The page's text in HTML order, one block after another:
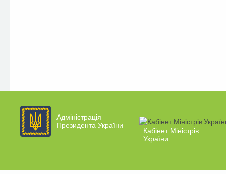
Адміністрація
Президента України
Кабінет Міністрів
України